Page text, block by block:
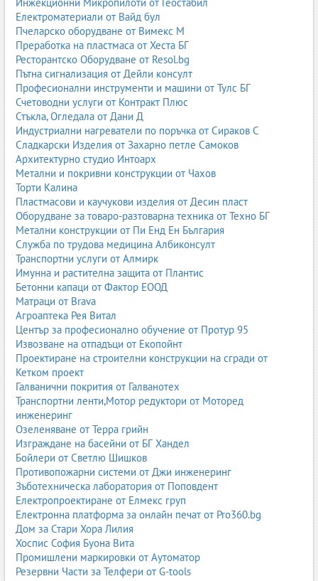
„Зоомагазини, аквариуми“ включва магазини за храни,
аксесоари и оборудване за домашни любимци, както и
специализирани обекти за акваристика – аквариуми, риби,
техника, растения. Тук се предлагат продукти за кучета, котки,
птици, гризачи, влечуги и риби.
Много зоомагазини предлагат и консултации, услуги за
поддръжка на аквариуми, доставка до адрес, както и
сътрудничество с ветеринарни клиники. Тази подкатегория е
важна за всички, които се грижат за животни и искат да им
осигурят качествен живот.
Играчки
Подкатегорията „Играчки“ обхваща магазини за детски играчки,
образователни игри, пъзели, конструктори, плюшени играчки,
настолни игри и други продукти за забавление и развитие.
Играчките са важна част от детството и подпомагат моториката,
въображението и социалните умения.
Тук попадат както класически играчки, така и модерни
интерактивни продукти, STEM комплекти и творчески
комплекти. Много магазини предлагат и онлайн каталози,
филтри по възраст, интереси и бюджет.
Игри, хоби, развлечения
„Игри, хоби, развлечения“ обединява магазини и услуги,
свързани с настолни игри, карти, хоби модели, фигурки,
колекционерски артикули, ролеви игри, хоби материали и
други форми на свободно време. Тук попадат и клубове за
настолни игри, хоби работилници и специализирани събития.
Тази подкатегория е насочена към хора, които търсят
качествено и смислено забавление, развиващи хобита и
социални активности. Често се комбинира с онлайн общности,
форуми и специализирани магазини.
Интернет търговия
Интернет търговията включва онлайн магазини, платформи за
електронна търговия, маркетплейси и фирми, които предлагат
продукти и услуги изцяло онлайн. Тук попадат както
Инжекционни Микропилоти от Геостабил
Електроматериали от Вайд бул
Пчеларско оборудване от Вимекс М
Преработка на пластмаса от Хеста БГ
Ресторантско Оборудване от Resol.bg
Пътна сигнализация от Дейли консулт
Професионални инструменти и машини от Тулс БГ
Счетоводни услуги от Контракт Плюс
Стъкла, Огледала от Дани Д
Индустриални нагреватели по поръчка от Сираков С
Сладкарски Изделия от Захарно петле Самоков
Архитектурно студио Интоарх
Метални и покривни конструкции от Чахов
Торти Калина
Пластмасови и каучукови изделия от Десин пласт
Оборудване за товаро-разтоварна техника от Техно БГ
Метални конструкции от Пи Енд Ен България
Служба по трудова медицина Албиконсулт
Транспортни услуги от Алмирк
Имунна и растителна защита от Плантис
Бетонни капаци от Фактор ЕООД
Матраци от Brava
Агроаптека Рея Витал
Център за професионално обучение от Протур 95
Извозване на отпадъци от Екопойнт
Проектиране на строителни конструкции на сгради от
Кетком проект
Галванични покрития от Галванотех
Транспортни ленти,Мотор редуктори от Моторед
инженеринг
Озеленяване от Терра грийн
Изграждане на басейни от БГ Хандел
Бойлери от Светлю Шишков
Противопожарни системи от Джи инженеринг
Зъботехническа лаборатория от Поповдент
Електропроектиране от Елмекс груп
Електронна платформа за онлайн печат от Pro360.bg
Дом за Стари Хора Лилия
Хоспис София Буона Вита
Промишлени маркировки от Аутоматор
Резервни Части за Телфери от G-tools